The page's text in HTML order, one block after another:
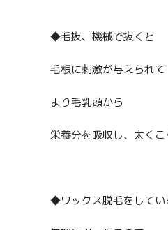
◆毛抜、機械で抜くと
毛根に刺激が与えられて
より毛乳頭から
栄養分を吸収し、太くこ
◆ワックス脱毛をしてい